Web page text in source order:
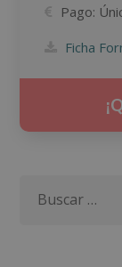
Pago:
Ficha